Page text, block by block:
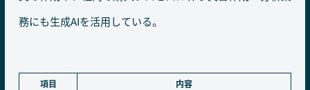
務にも生成AIを活用している。
項目
内容